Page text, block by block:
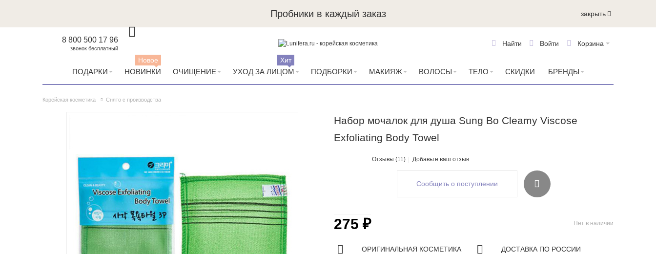
Пробники в каждый заказ закрыть
8 800 500 17 96
звонок бесплатный
Корзина
Войти
Найти
ПОДАРКИ НОВИНКИ
Новое
ОЧИЩЕНИЕ УХОД ЗА ЛИЦОМ
Хит
ПОДБОРКИ МАКИЯЖ ВОЛОСЫ ТЕЛО СКИДКИ БРЕНДЫ
Корейская косметика Снято с производства
Набор мочалок для душа Sung Bo Cleamy Viscose
Exfoliating Body Towel
Отзывы (11) Добавьте ваш отзыв
Сообщить о поступлении
Нет в наличии
275 ₽
ОРИГИНАЛЬНАЯ КОСМЕТИКА ДОСТАВКА ПО РОССИИ